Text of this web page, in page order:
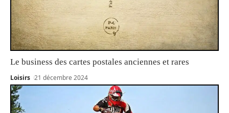
Le business des cartes postales anciennes et rares
Loisirs 21 décembre 2024